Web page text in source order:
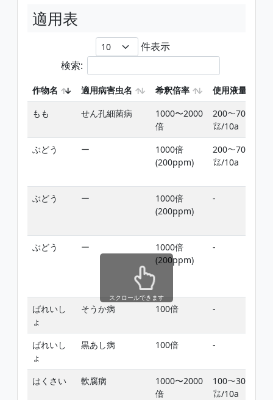
適用表
件表示
検索:
作物名 適用病害虫名 希釈倍率 使用液量
もも
せん孔細菌病
1000〜2000
倍
200〜700
㍑/10a
ぶどう
ー
1000倍
(200ppm)
200〜700
㍑/10a
ぶどう
ー
1000倍
(200ppm)
-
ぶどう
ー
1000倍
(200ppm)
-
ばれいし
ょ
そうか病 100倍 -
ばれいし
ょ
黒あし病 100倍 -
はくさい 軟腐病
1000〜2000
倍
100〜300
㍑/10a
スクロールできます